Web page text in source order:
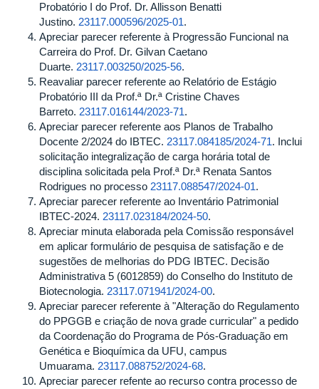
Probatório I do Prof. Dr. Allisson Benatti
Justino. 23117.000596/2025-01.
Apreciar parecer referente à Progressão Funcional na
Carreira do Prof. Dr. Gilvan Caetano
Duarte. 23117.003250/2025-56.
Reavaliar parecer referente ao Relatório de Estágio
Probatório III da Prof.ª Dr.ª Cristine Chaves
Barreto. 23117.016144/2023-71.
Apreciar parecer referente aos Planos de Trabalho
Docente 2/2024 do IBTEC. 23117.084185/2024-71. Inclui
solicitação integralização de carga horária total de
disciplina solicitada pela Prof.ª Dr.ª Renata Santos
Rodrigues no processo 23117.088547/2024-01.
Apreciar parecer referente ao Inventário Patrimonial
IBTEC-2024. 23117.023184/2024-50.
Apreciar minuta elaborada pela Comissão responsável
em aplicar formulário de pesquisa de satisfação e de
sugestões de melhorias do PDG IBTEC. Decisão
Administrativa 5 (6012859) do Conselho do Instituto de
Biotecnologia. 23117.071941/2024-00.
Apreciar parecer referente à "Alteração do Regulamento
do PPGGB e criação de nova grade curricular" a pedido
da Coordenação do Programa de Pós-Graduação em
Genética e Bioquímica da UFU, campus
Umuarama. 23117.088752/2024-68.
Apreciar parecer refente ao recurso contra processo de